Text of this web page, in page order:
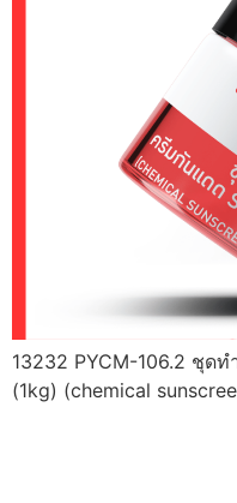
13232 PYCM-106.2 ชุด
(1kg) (chemical